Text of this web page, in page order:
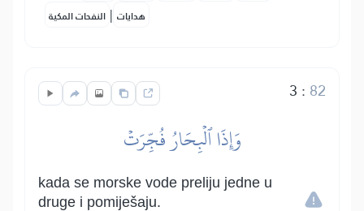
النفحات المكية | هدايات
3 : 82
وَإِذَا ٱلۡبِحَارُ فُجِّرَتۡ
kada se morske vode preliju jedne u
druge i pomiješaju.